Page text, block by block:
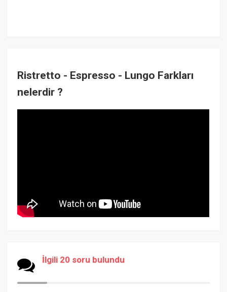
Ristretto - Espresso - Lungo Farkları
nelerdir ?
İlgili 20 soru bulundu